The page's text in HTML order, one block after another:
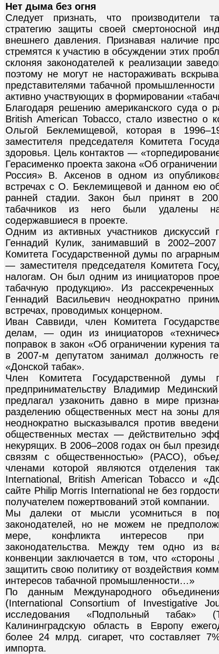
Нет дыма без огня
Следует признать, что производители
стратегию защиты своей смертоносной
внешнего давления. Признавая наличие
стремятся к участию в обсуждении этих
склоняя законодателей к реализации
поэтому не могут не настораживать
представителями табачной промышленности
активно участвующих в формировании
Благодаря решению американского суда о
British American Tobacco, стало известно о
Ольгой Беклемищевой, которая в
заместителя председателя Комитета
здоровья. Цель контактов —
Герасименко проекта закона «Об
Россия» В. Аксенов в одном из
встречах с О. Беклемищевой и данном ею
ранней стадии. Закон был принят в
табачников из него были удалены
содержавшиеся в проекте.
Одним из активных участников дискуссий
Геннадий Кулик, занимавший в 2002–2007
Комитета Государственной думы по
— заместителя председателя Комитета
налогам. Он был одним из инициа­торов
табачную продукцию». Из
Геннадий Васильевич неоднократно
встречах, проводимых концерном.
Иван Саввиди, член Комитета
делам, — один из инициаторов
поправок в закон «Об ограничении курения
в 2007-м депутатом занимал должность
«Донской табак».
Член Комитета Государственной думы
предпринимательству Владимир
предлагал узаконить давно в мире
разделению общественных мест на зоны
неоднократно высказывался против
общественных местах — действительно
некурящих. В 2006–2008 годах он был
связям с общественностью» (РАСО),
членами которой являются отделения
International, British American Tobacco и
сайте Philip Morris International не без
получателем пожертвований этой компании.
Мы далеки от мысли усомниться в
законодателей, но не можем не
мере, конфликта интересов при
законодательства. Между тем одно из
конвенции заключается в том, что
защитить свою политику от воздействия
интересов табачной промышленности…»
По данным Международного объединения
(International Consortium of Investigative
исследования «Подпольный табак»
Калининградскую область в Европу
более 24 млрд. сигарет, что составляет
импорта.